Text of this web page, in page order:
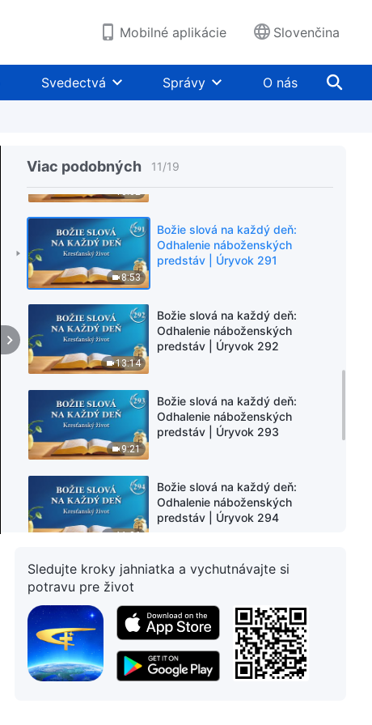
Mobilné aplikácie Slovenčina
Svedectvá Správy O nás
Viac podobných 11/19
predstáv | Úryvok 289
10:02
Odhalenie náboženských
predstáv | Úryvok 290
8:53
Božie slová na každý deň:
Odhalenie náboženských
predstáv | Úryvok 291
13:14
Božie slová na každý deň:
Odhalenie náboženských
predstáv | Úryvok 292
9:21
Božie slová na každý deň:
Odhalenie náboženských
predstáv | Úryvok 293
11:36
Božie slová na každý deň:
Odhalenie náboženských
predstáv | Úryvok 294
10:50
Božie slová na každý deň:
predstáv | Úryvok 295
Božie slová na každý deň:
Odhalenie náboženských
Sledujte kroky jahniatka a vychutnávajte si
potravu pre život